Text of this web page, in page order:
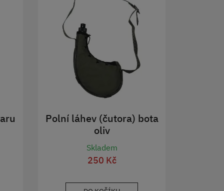
Polní láhev (čutora) bota
oliv
Skladem
250 Kč